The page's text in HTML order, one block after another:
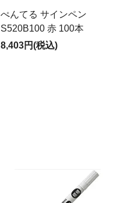
ぺんてる サインペン
S520B100 赤 100本
8,403円(税込)